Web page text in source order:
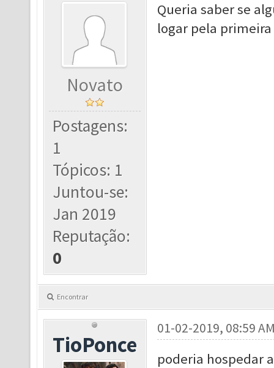
Novato
Postagens:
1
Tópicos: 1
Juntou-se:
Jan 2019
Reputação:
0
Queria saber se
logar pela
Encontrar
TioPonce
01-02-2019, 08:59
poderia hospedar